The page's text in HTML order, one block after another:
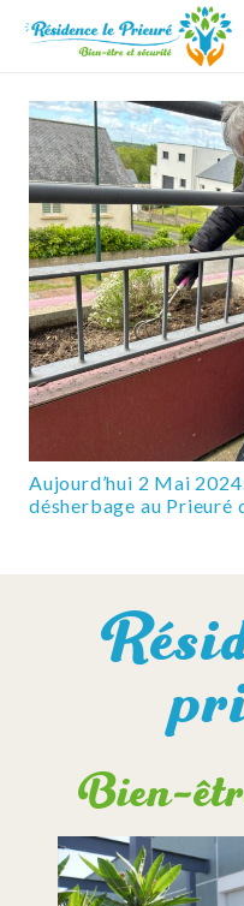
Aujourd’hui 2 Mai
désherbage au Prieuré
Bien-